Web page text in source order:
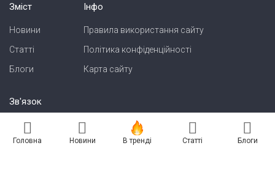
Зміст
Новини
Статті
Блоги
Інфо
Правила використання сайту
Політика конфіденційності
Карта сайту
Зв'язок
Реклама на сайті
Есть новость? Присылайте — разместим!
Головна Новини В тренді Статті Блоги